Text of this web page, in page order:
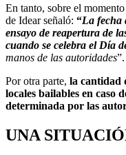
En tanto, sobre el
de Idear señaló: “La fecha
ensayo de reapertura de
cuando se celebra el Día
manos de las autoridades”.
Por otra parte, la cantidad
locales bailables en caso
determinada por las
UNA